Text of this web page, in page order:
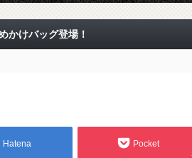
かけバッグ登場！
Hatena Pocket